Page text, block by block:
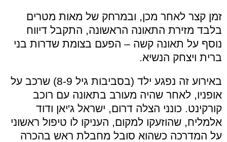
זמן קצר לאחר מכן, ובמרחק של מאות מטרים
בלבד מזירת התאונה הראשונה, התקבל דיווח
נוסף על תאונה קשה – הפעם בצומת שדרות בני
ברית ויצחק הנשיא.
באירוע זה נפגע ילד (בסביבות גיל 8-9) שרכב על
אופניו, לאחר שהיה מעורב בתאונה עם רוכב
קורקינט. כונני הצלה דרום, ישראל ג'יאן ודוד
אלמליח, שהוזעקו למקום, העניקו לו טיפול ראשוני
על המדרכה כשהוא סובל מחבלת ראש בהכרה